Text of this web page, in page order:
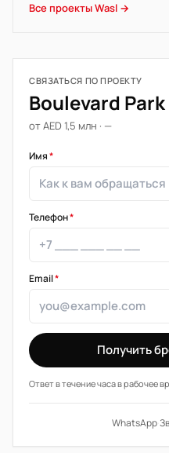
Все проекты Wasl →
СВЯЗАТЬСЯ ПО ПРОЕКТУ
Boulevard
от AED 1,5 млн · —
Имя*
Телефон*
Email*
Получить
Ответ в течение часа в рабочее
WhatsApp·